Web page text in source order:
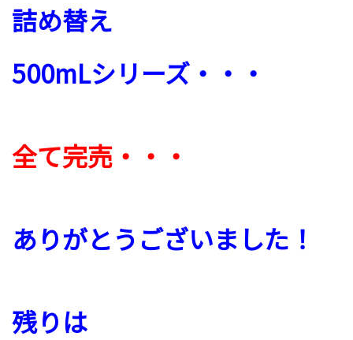
詰め替え
500mLシリーズ・・・
全て完売・・・
ありがとうございました！
残りは